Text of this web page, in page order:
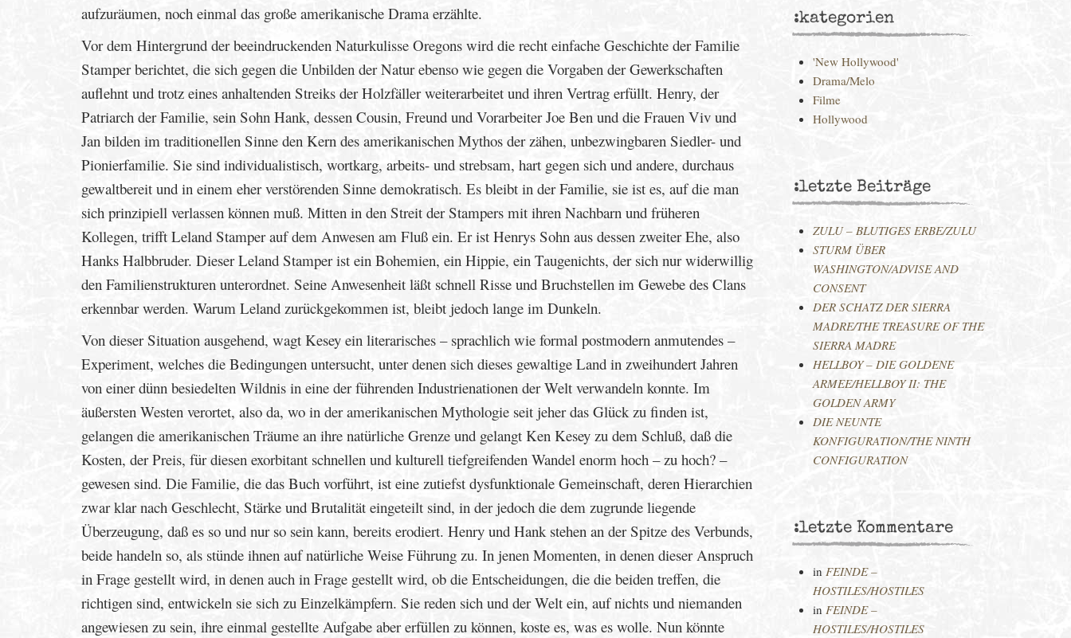
aufzuräumen, noch einmal das große amerikanische Drama erzählte.
Vor dem Hintergrund der beeindruckenden Naturkulisse Oregons wird die recht einfache Geschichte der Familie
Stamper berichtet, die sich gegen die Unbilden der Natur ebenso wie gegen die Vorgaben der Gewerkschaften
auflehnt und trotz eines anhaltenden Streiks der Holzfäller weiterarbeitet und ihren Vertrag erfüllt. Henry, der
Patriarch der Familie, sein Sohn Hank, dessen Cousin, Freund und Vorarbeiter Joe Ben und die Frauen Viv und
Jan bilden im traditionellen Sinne den Kern des amerikanischen Mythos der zähen, unbezwingbaren Siedler- und
Pionierfamilie. Sie sind individualistisch, wortkarg, arbeits- und strebsam, hart gegen sich und andere, durchaus
gewaltbereit und in einem eher verstörenden Sinne demokratisch. Es bleibt in der Familie, sie ist es, auf die man
sich prinzipiell verlassen können muß. Mitten in den Streit der Stampers mit ihren Nachbarn und früheren
Kollegen, trifft Leland Stamper auf dem Anwesen am Fluß ein. Er ist Henrys Sohn aus dessen zweiter Ehe, also
Hanks Halbbruder. Dieser Leland Stamper ist ein Bohemien, ein Hippie, ein Taugenichts, der sich nur widerwillig
den Familienstrukturen unterordnet. Seine Anwesenheit läßt schnell Risse und Bruchstellen im Gewebe des Clans
erkennbar werden. Warum Leland zurückgekommen ist, bleibt jedoch lange im Dunkeln.
Von dieser Situation ausgehend, wagt Kesey ein literarisches – sprachlich wie formal postmodern anmutendes –
Experiment, welches die Bedingungen untersucht, unter denen sich dieses gewaltige Land in zweihundert Jahren
von einer dünn besiedelten Wildnis in eine der führenden Industrienationen der Welt verwandeln konnte. Im
äußersten Westen verortet, also da, wo in der amerikanischen Mythologie seit jeher das Glück zu finden ist,
gelangen die amerikanischen Träume an ihre natürliche Grenze und gelangt Ken Kesey zu dem Schluß, daß die
Kosten, der Preis, für diesen exorbitant schnellen und kulturell tiefgreifenden Wandel enorm hoch – zu hoch? –
gewesen sind. Die Familie, die das Buch vorführt, ist eine zutiefst dysfunktionale Gemeinschaft, deren Hierarchien
zwar klar nach Geschlecht, Stärke und Brutalität eingeteilt sind, in der jedoch die dem zugrunde liegende
Überzeugung, daß es so und nur so sein kann, bereits erodiert. Henry und Hank stehen an der Spitze des Verbunds,
beide handeln so, als stünde ihnen auf natürliche Weise Führung zu. In jenen Momenten, in denen dieser Anspruch
in Frage gestellt wird, in denen auch in Frage gestellt wird, ob die Entscheidungen, die die beiden treffen, die
richtigen sind, entwickeln sie sich zu Einzelkämpfern. Sie reden sich und der Welt ein, auf nichts und niemanden
angewiesen zu sein, ihre einmal gestellte Aufgabe aber erfüllen zu können, koste es, was es wolle. Nun könnte
:kategorien
'New Hollywood'
Drama/Melo
Filme
Hollywood
:letzte Beiträge
ZULU – BLUTIGES ERBE/ZULU
STURM ÜBER
WASHINGTON/ADVISE AND
CONSENT
DER SCHATZ DER SIERRA
MADRE/THE TREASURE OF THE
SIERRA MADRE
HELLBOY – DIE GOLDENE
ARMEE/HELLBOY II: THE
GOLDEN ARMY
DIE NEUNTE
KONFIGURATION/THE NINTH
CONFIGURATION
:letzte Kommentare
in FEINDE –
HOSTILES/HOSTILES
in FEINDE –
HOSTILES/HOSTILES